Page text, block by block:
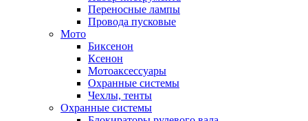
Переносные лампы
Провода пусковые
Мото
Биксенон
Ксенон
Мотоаксессуары
Охранные системы
Чехлы, тенты
Охранные системы